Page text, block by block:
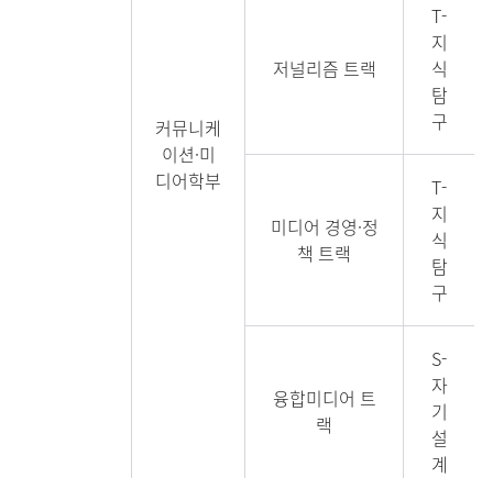
커뮤니케
이션·미
디어학부
저널리즘 트랙
T-
지
식
탐
구
미디어 경영·정
책 트랙
T-
지
식
탐
구
융합미디어 트
랙
S-
자
기
설
계